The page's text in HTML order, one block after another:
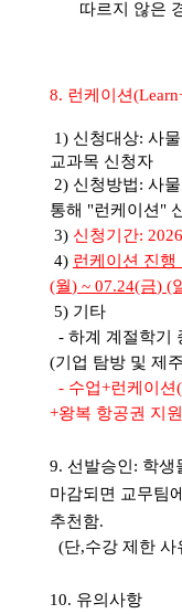
따르지 않은
8. 런케이션
1) 신청대상: 사
교과목 신청자
2) 신청방법: 사
통해 "런케이션"
3) 신청기간:
4) 런케이션 진행
(월) ~ 07.24(금) (
5) 기타
- 하계 계절학기
(기업 탐방 및 제
- 수업+런케이션
+왕복 항공권 지원
9. 선발승인: 학생
마감되면 교무팀
추천함.
(단,수강 제한
10. 유의사항